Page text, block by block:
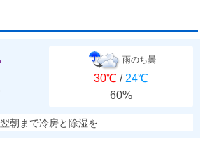
雨のち曇
30℃ / 24℃
60%
翌朝まで冷房と除湿を